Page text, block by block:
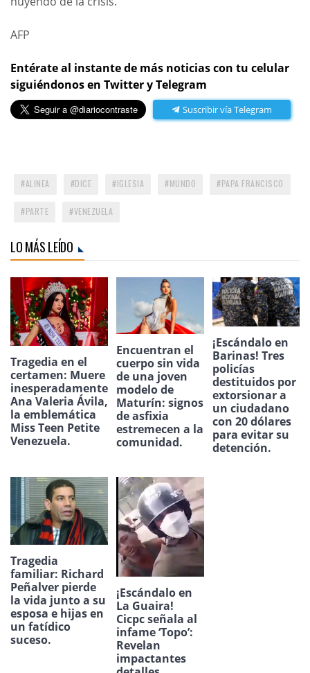
AFP
Entérate al instante de más noticias con tu celular
siguiéndonos en Twitter y Telegram
Suscribir vía Telegram
ALINEA DICE IGLESIA MUNDO PAPA FRANCISCO
PARTE VENEZUELA
LO MÁS LEÍDO
Tragedia en el
certamen: Muere
inesperadamente
Ana Valeria Ávila,
la emblemática
Miss Teen Petite
Venezuela.
Encuentran el
cuerpo sin vida
de una joven
modelo de
Maturín: signos
de asfixia
estremecen a la
comunidad.
¡Escándalo en
Barinas! Tres
policías
destituidos por
extorsionar a
un ciudadano
con 20 dólares
para evitar su
detención.
Tragedia
familiar: Richard
Peñalver pierde
la vida junto a su
esposa e hijas en
un fatídico
suceso.
¡Escándalo en
La Guaira!
Cicpc señala al
infame ‘Topo’:
Revelan
impactantes